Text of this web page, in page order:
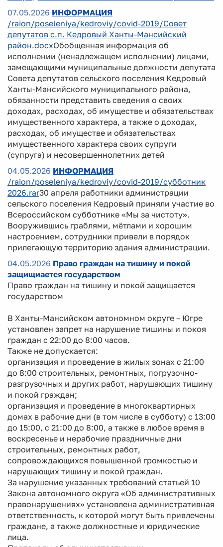
07.05.2026 ИНФОРМАЦИЯ
/raion/poseleniya/kedroviy/covid-2019/Совет
депутатов с.п. Кедровый Ханты-Мансийский
район.docxОбобщенная информация об
исполнении (ненадлежащем исполнении) лицами,
замещающими муниципальные должности депутата
Совета депутатов сельского поселения Кедровый
Ханты-Мансийского муниципального района,
обязанности представить сведения о своих
доходах, расходах, об имуществе и обязательствах
имущественного характера, а также о доходах,
расходах, об имуществе и обязательствах
имущественного характера своих супруги
(супруга) и несовершеннолетних детей
04.05.2026 ИНФОРМАЦИЯ
/raion/poseleniya/kedroviy/covid-2019/субботник
2026.rar30 апреля работники администрации
сельского поселения Кедровый приняли участие во
Всероссийском субботнике «Мы за чистоту».
Вооружившись граблями, мётлами и хорошим
настроением, сотрудники привели в порядок
прилегающую территорию здания администрации.
04.05.2026 Право граждан на тишину и покой
защищиается государством
Право граждан на тишину и покой защищается
государством
В Ханты-Мансийском автономном округе – Югре
установлен запрет на нарушение тишины и покоя
граждан с 22:00 до 8:00 часов.
Также не допускается:
организация и проведение в жилых зонах с 21:00
до 8:00 строительных, ремонтных, погрузочно-
разгрузочных и других работ, нарушающих тишину
и покой граждан;
организация и проведение в многоквартирных
домах в рабочие дни (в том числе в субботу) с 13:00
до 15:00, с 21:00 до 8:00, а также в любое время в
воскресенье и нерабочие праздничные дни
строительных, ремонтных работ,
сопровождающихся повышенной громкостью и
нарушающих тишину и покой граждан.
За нарушение указанных требований статьей 10
Закона автономного округа «Об административных
правонарушениях» установлена административная
ответственность, к которой могут быть привлечены
граждане, а также должностные и юридические
лица.